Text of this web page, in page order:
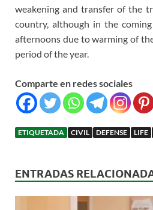
weakening and transfer of the
country, although in the
afternoons due to warming of
period of the year.
Comparte en redes sociales
ETIQUETADA CIVIL DEFENSE LIFE
ENTRADAS